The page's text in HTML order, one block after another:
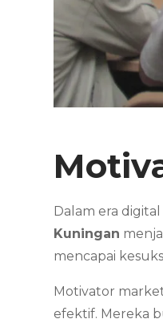
Dalam era
Kuningan
mencapai
Motivator
efektif. Mereka